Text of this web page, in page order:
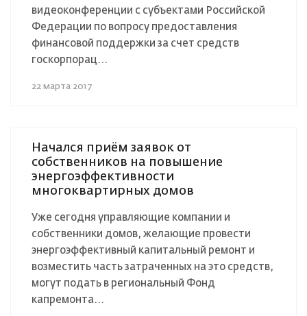
видеоконференции с субъектами Российской
Федерации по вопросу предоставления
финансовой поддержки за счет средств
госкорпорац...
22 марта 2017
Начался приём заявок от
собственников на повышение
энергоэффективности
многоквартирных домов
Уже сегодня управляющие компании и
собственники домов, желающие провести
энергоэффективный капитальный ремонт и
возместить часть затраченных на это средств,
могут подать в региональный Фонд
капремонта...